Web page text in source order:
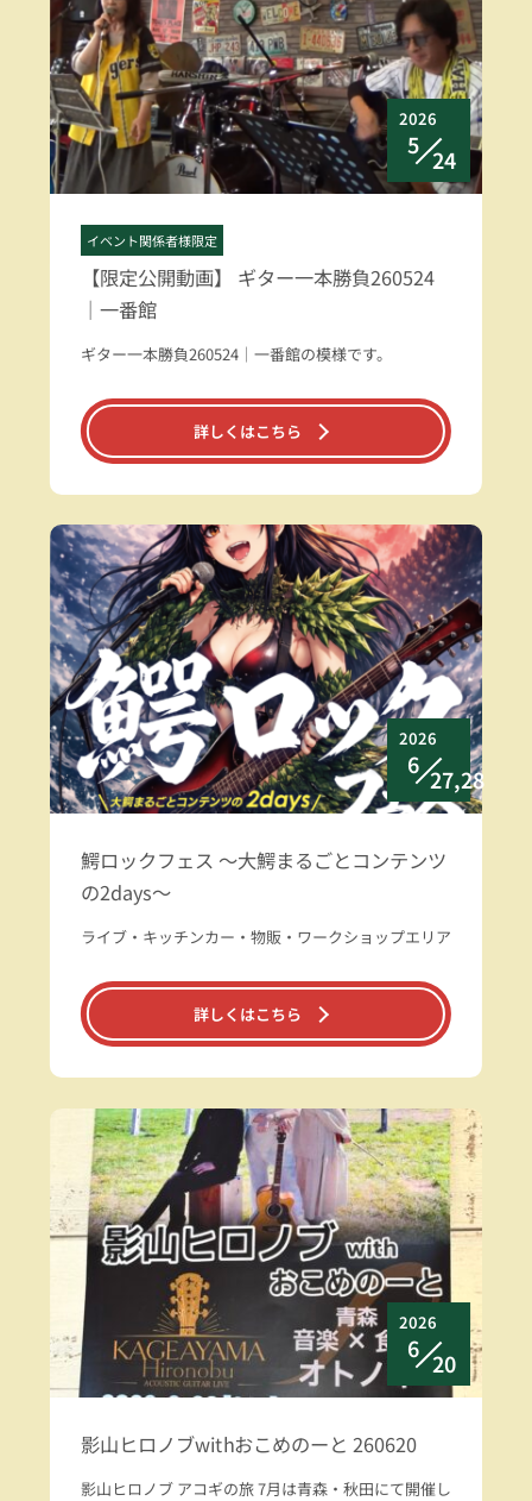
2026
5
24
イベント関係者様限定
【限定公開動画】 ギター一本勝負260524
｜一番館
ギター一本勝負260524｜一番館の模様です。
詳しくはこちら
2026
6
27,28
鰐ロックフェス ～大鰐まるごとコンテンツ
の2days～
ライブ・キッチンカー・物販・ワークショップエリア
詳しくはこちら
2026
6
20
影山ヒロノブwithおこめのーと 260620
影山ヒロノブ アコギの旅 7月は青森・秋田にて開催し